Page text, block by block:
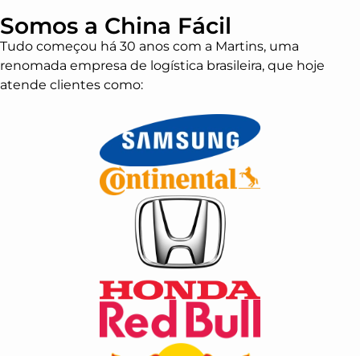
Somos a China Fácil
Tudo começou há 30 anos com a Martins, uma
renomada empresa de logística brasileira, que hoje
atende clientes como: